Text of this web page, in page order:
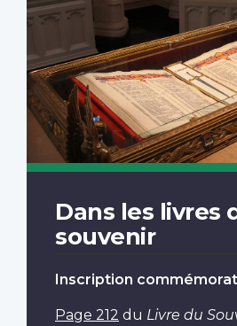
Dans les livres
souvenir
Inscription
Page 212 du Livre du